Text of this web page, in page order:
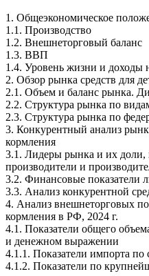
1. Общеэкономическое
1.1. Производство
1.2. Внешнеторговый баланс
1.3. ВВП
1.4. Уровень жизни и доходы
2. Обзор рынка средств для
2.1. Объем и баланс рынка.
2.2. Структура рынка по
2.3. Структура рынка по
3. Конкурентный анализ
кормления
3.1. Лидеры рынка и их доли,
производители и
3.2. Финансовые показатели
3.3. Анализ конкурентной
4. Анализ внешнеторговых
кормления в РФ, 2024 г.
4.1. Показатели общего
и денежном выражении
4.1.1. Показатели импорта по
4.1.2. Показатели по